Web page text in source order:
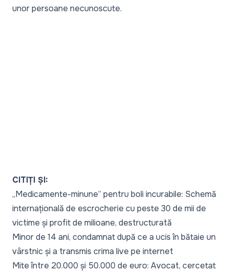
unor persoane necunoscute.
CITIȚI ȘI:
„Medicamente-minune” pentru boli incurabile: Schemă
internațională de escrocherie cu peste 30 de mii de
victime și profit de milioane, destructurată
Minor de 14 ani, condamnat după ce a ucis în bătaie un
vârstnic și a transmis crima live pe internet
Mite între 20.000 și 50.000 de euro: Avocat, cercetat